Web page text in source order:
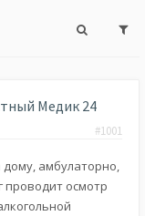
Медик 24
#1001
амбулаторно,
проводит осмотр